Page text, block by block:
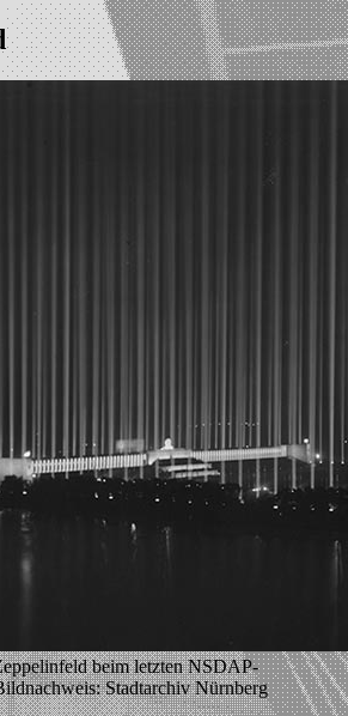
beim letzten NSDAP-
Stadtarchiv Nürnberg